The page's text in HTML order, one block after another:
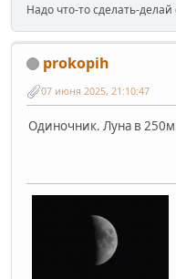
Надо что-то сделать-делай
prokopih
07 июня 2025, 21:10:47
Одиночник. Луна в